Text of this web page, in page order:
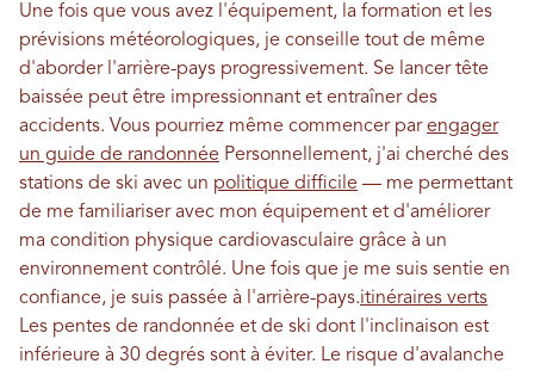
Une fois que vous avez l'équipement, la formation et les
prévisions météorologiques, je conseille tout de même
d'aborder l'arrière-pays progressivement. Se lancer tête
baissée peut être impressionnant et entraîner des
accidents. Vous pourriez même commencer parengager
un guide de randonnée Personnellement, j'ai cherché des
stations de ski avec un politique difficile — me permettant
de me familiariser avec mon équipement et d'améliorer
ma condition physique cardiovasculaire grâce à un
environnement contrôlé. Une fois que je me suis sentie en
confiance, je suis passée à l'arrière-pays.itinéraires verts
Les pentes de randonnée et de ski dont l'inclinaison est
inférieure à 30 degrés sont à éviter. Le risque d'avalanche